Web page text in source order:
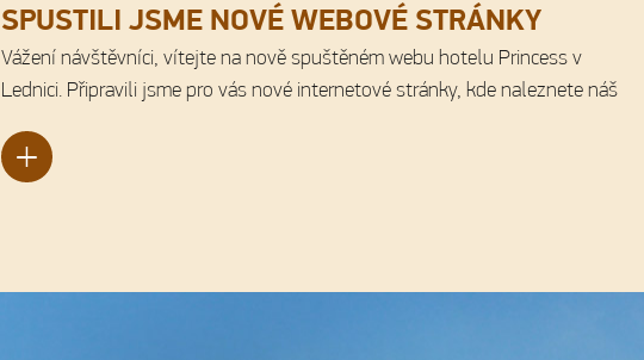
SPUSTILI JSME NOVÉ WEBOVÉ STRÁNKY
Vážení návštěvníci, vítejte na nově spuštěném webu hotelu Princess v
Lednici. Připravili jsme pro vás nové internetové stránky, kde naleznete náš
našeho hotelu a samozřejmě veškeré kontaktní údaje.
+